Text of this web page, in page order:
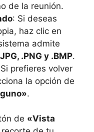
de la reunión.
: Si deseas
haz clic en
admite
.PNG y .BMP.
prefieres volver
la opción de
.
de «Vista